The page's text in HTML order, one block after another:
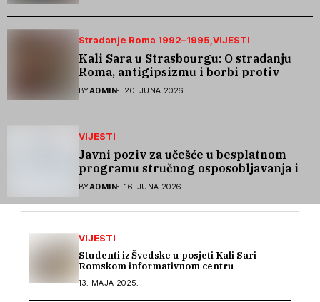
Stradanje Roma 1992–1995 VIJESTI
Kali Sara u Strasbourgu: O stradanju
Roma, antigipsizmu i borbi protiv
govora mržnje
BYADMIN 20. JUNA 2026.
VIJESTI
Javni poziv za učešće u besplatnom
programu stručnog osposobljavanja i
podrške pri zapošljavanju
BYADMIN 16. JUNA 2026.
VIJESTI
Studenti iz Švedske u posjeti Kali Sari –
Romskom informativnom centru
13. MAJA 2025.